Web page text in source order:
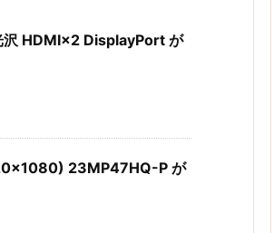
HDMI×2 DisplayPort が
23MP47HQ-P が